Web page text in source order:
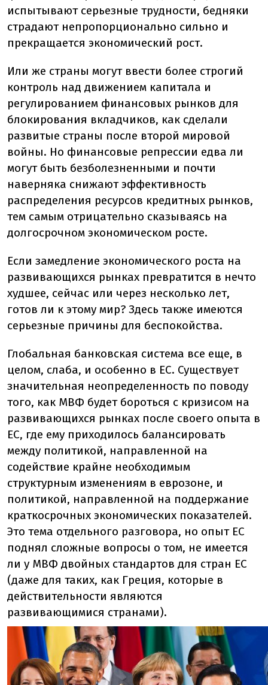
испытывают серьезные трудности, бедняки
страдают непропорционально сильно и
прекращается экономический рост.
Или же страны могут ввести более строгий
контроль над движением капитала и
регулированием финансовых рынков для
блокирования вкладчиков, как сделали
развитые страны после второй мировой
войны. Но финансовые репрессии едва ли
могут быть безболезненными и почти
наверняка снижают эффективность
распределения ресурсов кредитных рынков,
тем самым отрицательно сказываясь на
долгосрочном экономическом росте.
Если замедление экономического роста на
развивающихся рынках превратится в нечто
худшее, сейчас или через несколько лет,
готов ли к этому мир? Здесь также имеются
серьезные причины для беспокойства.
Глобальная банковская система все еще, в
целом, слаба, и особенно в ЕС. Существует
значительная неопределенность по поводу
того, как МВФ будет бороться с кризисом на
развивающихся рынках после своего опыта в
ЕС, где ему приходилось балансировать
между политикой, направленной на
содействие крайне необходимым
структурным изменениям в еврозоне, и
политикой, направленной на поддержание
краткосрочных экономических показателей.
Это тема отдельного разговора, но опыт ЕС
поднял сложные вопросы о том, не имеется
ли у МВФ двойных стандартов для стран ЕС
(даже для таких, как Греция, которые в
действительности являются
развивающимися странами).